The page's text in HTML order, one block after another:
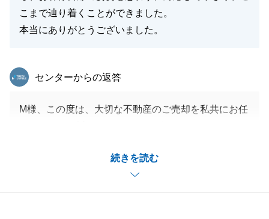
こまで辿り着くことができました。
本当にありがとうございました。
続きを読む
東急リバブル
センターからの返答
M様、この度は、大切な不動産のご売却を私共にお任
「お客様目線」というお言葉を糧に、これからも一人
ひとりのお客様に寄り添ったお手伝いができるよう精